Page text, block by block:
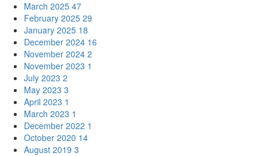
March 2025 47
February 2025 29
January 2025 18
December 2024 16
November 2024 2
November 2023 1
July 2023 2
May 2023 3
April 2023 1
March 2023 1
December 2022 1
October 2020 14
August 2019 3